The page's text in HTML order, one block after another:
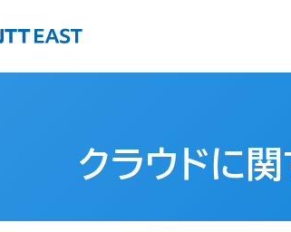
クラウドに